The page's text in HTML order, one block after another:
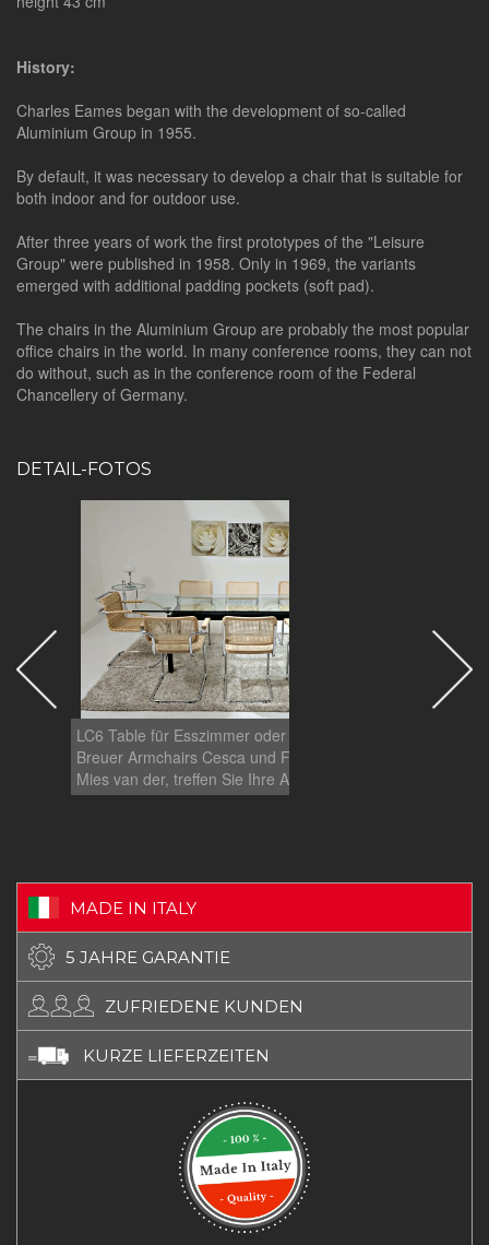
History:
Charles Eames began with the development of so-called
Aluminium Group in 1955.
By default, it was necessary to develop a chair that is suitable for
both indoor and for outdoor use.
After three years of work the first prototypes of the "Leisure
Group" were published in 1958. Only in 1969, the variants
emerged with additional padding pockets (soft pad).
The chairs in the Aluminium Group are probably the most popular
office chairs in the world. In many conference rooms, they can not
do without, such as in the conference room of the Federal
Chancellery of Germany.
DETAIL-FOTOS
LC6 Table für Esszimmer oder für das Office, mit
Breuer Armchairs Cesca und Freischwinger von
Mies van der, treffen Sie Ihre Auswahl.
MADE IN ITALY
5 JAHRE GARANTIE
ZUFRIEDENE KUNDEN
KURZE LIEFERZEITEN